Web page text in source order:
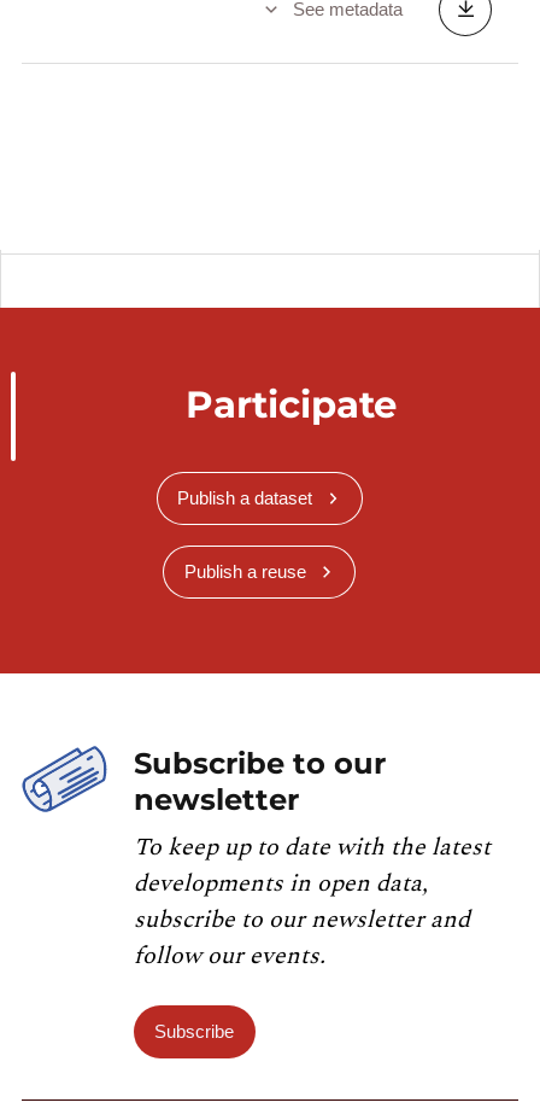
See metadata
Participate
Publish a dataset
Publish a reuse
Subscribe to our
newsletter
To keep up to date with the latest
developments in open data,
subscribe to our newsletter and
follow our events.
Subscribe